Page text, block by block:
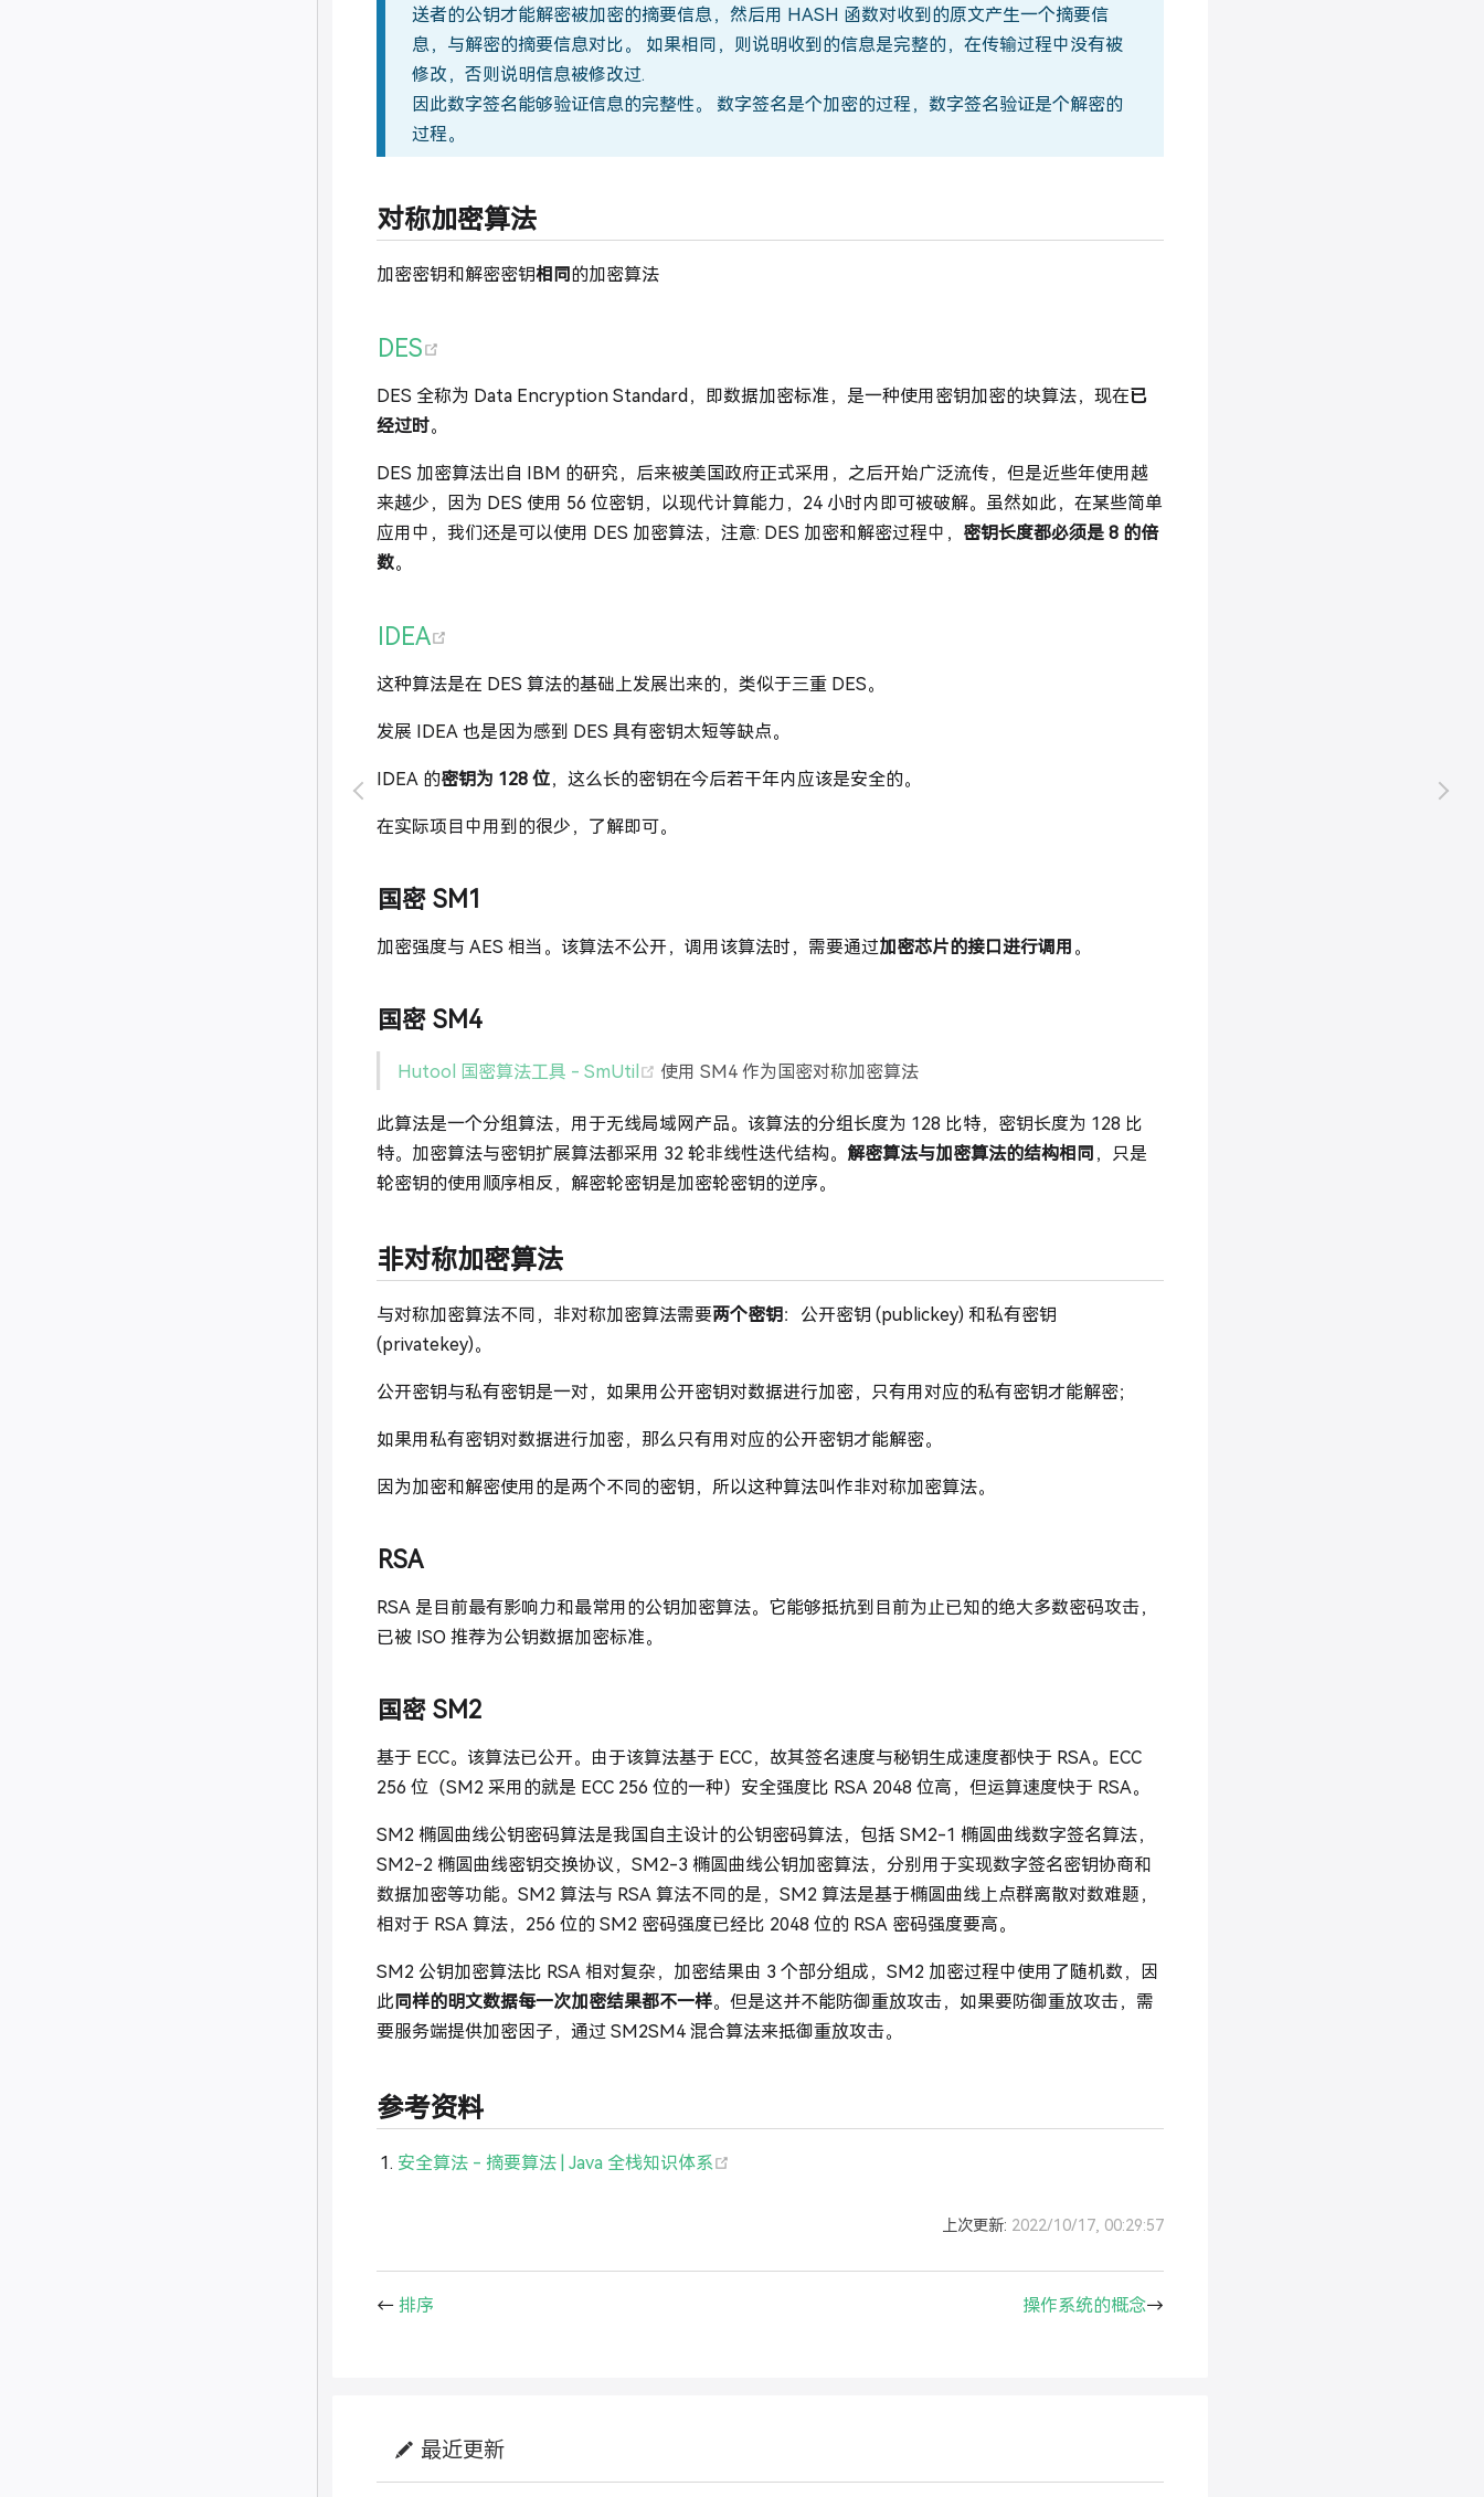
送者的公钥才能解密被加密的摘要信息，然后用 HASH 函数对收到的原文产生一个摘要信
息，与解密的摘要信息对比。 如果相同，则说明收到的信息是完整的，在传输过程中没有被
修改，否则说明信息被修改过.
因此数字签名能够验证信息的完整性。 数字签名是个加密的过程，数字签名验证是个解密的
过程。
对称加密算法
加密密钥和解密密钥相同的加密算法
DES
DES 全称为 Data Encryption Standard，即数据加密标准，是一种使用密钥加密的块算法，现在已
经过时。
DES 加密算法出自 IBM 的研究，后来被美国政府正式采用，之后开始广泛流传，但是近些年使用越
来越少，因为 DES 使用 56 位密钥，以现代计算能力，24 小时内即可被破解。虽然如此，在某些简单
应用中，我们还是可以使用 DES 加密算法，注意: DES 加密和解密过程中， 密钥长度都必须是 8 的倍
数。
IDEA
这种算法是在 DES 算法的基础上发展出来的，类似于三重 DES。
发展 IDEA 也是因为感到 DES 具有密钥太短等缺点。
IDEA 的密钥为 128 位，这么长的密钥在今后若干年内应该是安全的。
在实际项目中用到的很少，了解即可。
国密 SM1
加密强度与 AES 相当。该算法不公开，调用该算法时，需要通过加密芯片的接口进行调用。
国密 SM4
Hutool 国密算法工具 - SmUtil (opens new window)
使用 SM4 作为国密对称加密算法
此算法是一个分组算法，用于无线局域网产品。该算法的分组长度为 128 比特，密钥长度为 128 比
特。加密算法与密钥扩展算法都采用 32 轮非线性迭代结构。 解密算法与加密算法的结构相同，只是
轮密钥的使用顺序相反，解密轮密钥是加密轮密钥的逆序。
非对称加密算法
与对称加密算法不同，非对称加密算法需要两个密钥：公开密钥 (publickey) 和私有密钥
(privatekey)。
公开密钥与私有密钥是一对，如果用公开密钥对数据进行加密，只有用对应的私有密钥才能解密；
如果用私有密钥对数据进行加密，那么只有用对应的公开密钥才能解密。
因为加密和解密使用的是两个不同的密钥，所以这种算法叫作非对称加密算法。
RSA
RSA 是目前最有影响力和最常用的公钥加密算法。它能够抵抗到目前为止已知的绝大多数密码攻击，
已被 ISO 推荐为公钥数据加密标准。
国密 SM2
基于 ECC。该算法已公开。由于该算法基于 ECC，故其签名速度与秘钥生成速度都快于 RSA。ECC
256 位（SM2 采用的就是 ECC 256 位的一种）安全强度比 RSA 2048 位高，但运算速度快于 RSA。
SM2 椭圆曲线公钥密码算法是我国自主设计的公钥密码算法，包括 SM2-1 椭圆曲线数字签名算法，
SM2-2 椭圆曲线密钥交换协议，SM2-3 椭圆曲线公钥加密算法，分别用于实现数字签名密钥协商和
数据加密等功能。SM2 算法与 RSA 算法不同的是，SM2 算法是基于椭圆曲线上点群离散对数难题，
相对于 RSA 算法，256 位的 SM2 密码强度已经比 2048 位的 RSA 密码强度要高。
SM2 公钥加密算法比 RSA 相对复杂，加密结果由 3 个部分组成，SM2 加密过程中使用了随机数，因
此同样的明文数据每一次加密结果都不一样。但是这并不能防御重放攻击，如果要防御重放攻击，需
要服务端提供加密因子，通过 SM2SM4 混合算法来抵御重放攻击。
参考资料
安全算法 - 摘要算法 | Java 全栈知识体系
上次更新: 2022/10/17, 00:29:57
←排序 操作系统的概念→
最近更新